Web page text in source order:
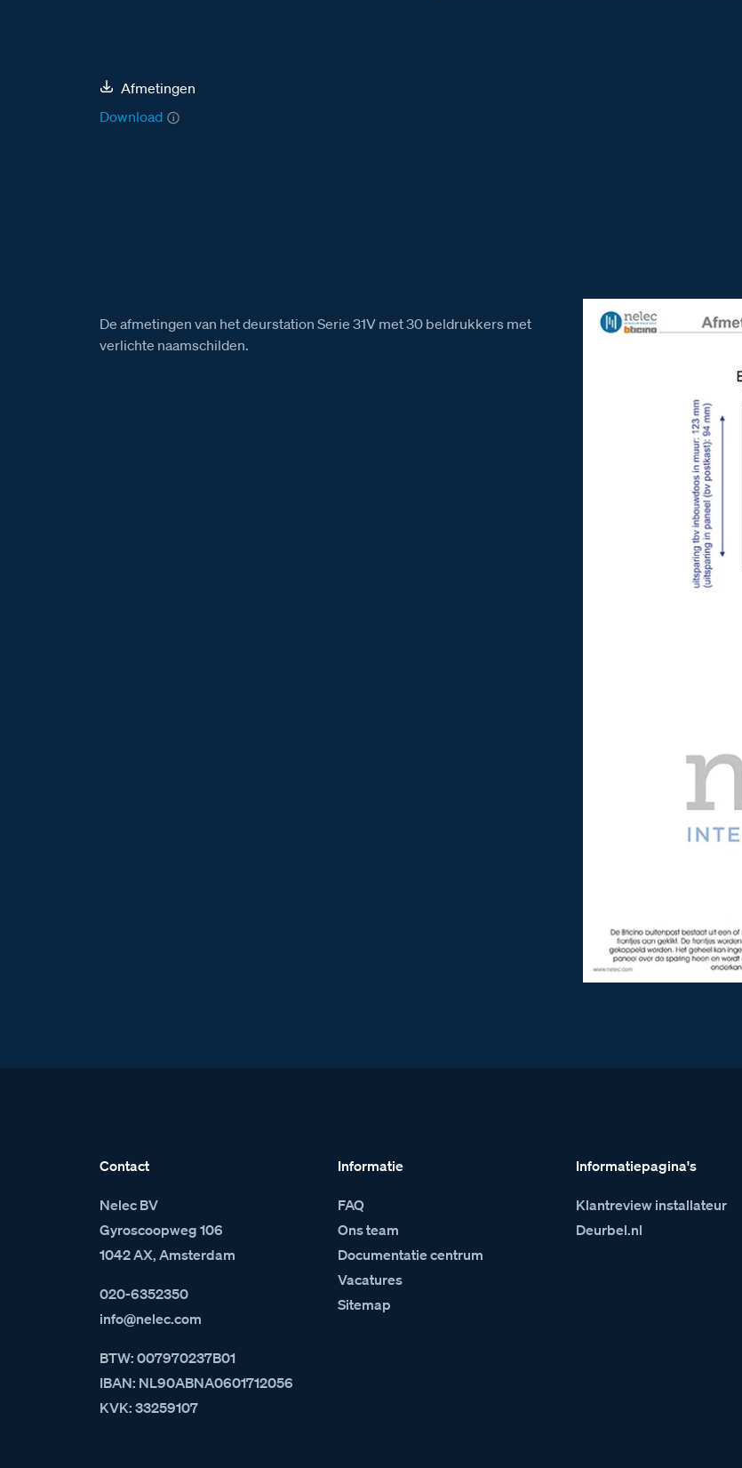
Afmetingen
Download
De afmetingen van het deurstation Serie 31V met 30 beldrukkers met
verlichte naamschilden.
Contact
Nelec BV
Gyroscoopweg 106
1042 AX, Amsterdam
020-6352350
info@nelec.com
BTW: 007970237B01
IBAN: NL90ABNA0601712056
KVK: 33259107
Informatie
FAQ
Ons team
Documentatie centrum
Vacatures
Sitemap
Informatiepagina's
Klantreview installateur
Deurbel.nl